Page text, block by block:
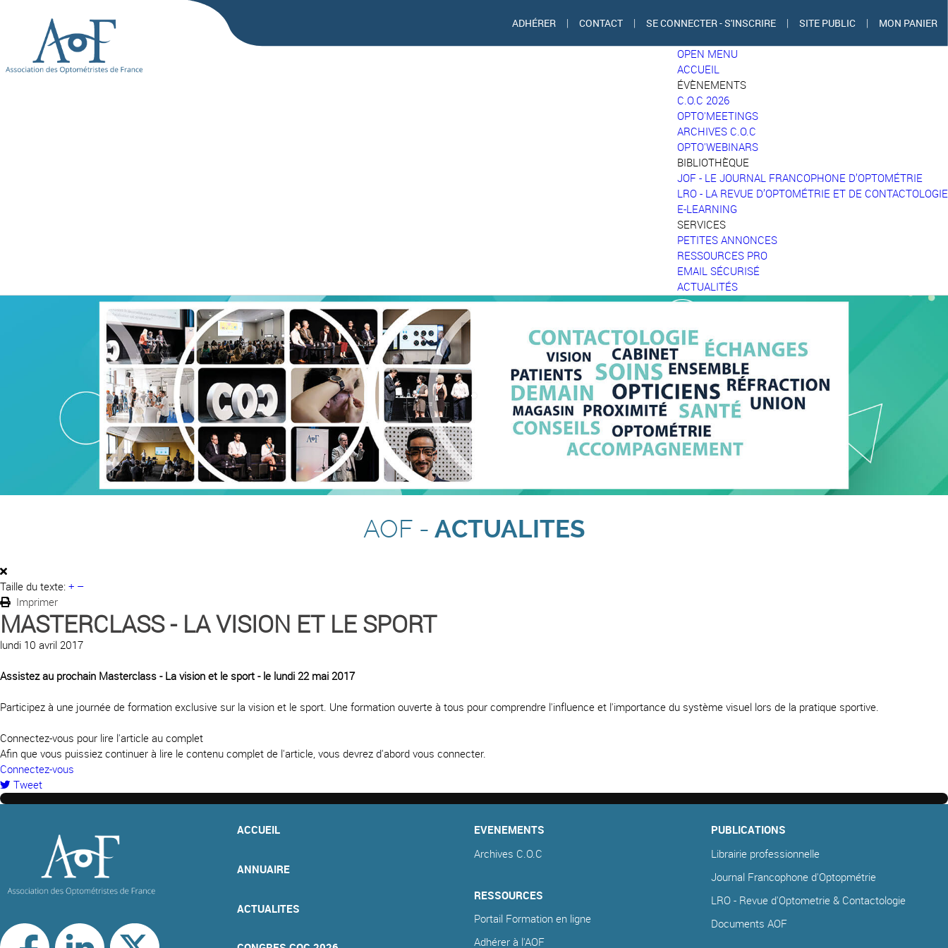
MON PANIER
|
SITE PUBLIC
|
SE CONNECTER - S'INSCRIRE
|
CONTACT
|
ADHÉRER
OPEN MENU
ACCUEIL
ÉVÈNEMENTS
C.O.C 2026
OPTO'MEETINGS
ARCHIVES C.O.C
OPTO'WEBINARS
BIBLIOTHÈQUE
JOF - LE JOURNAL FRANCOPHONE D’OPTOMÉTRIE
LRO - LA REVUE D’OPTOMÉTRIE ET DE CONTACTOLOGIE
E-LEARNING
SERVICES
PETITES ANNONCES
RESSOURCES PRO
EMAIL SÉCURISÉ
ACTUALITÉS
AOF - ACTUALITES
Taille du texte: + –
Imprimer
MASTERCLASS - LA VISION ET LE SPORT
lundi 10 avril 2017
Assistez au prochain Masterclass - La vision et le sport - le lundi 22 mai 2017
Participez à une journée de formation exclusive sur la vision et le sport. Une formation ouverte à tous pour comprendre l'influence et l'importance du système visuel lors de la pratique sportive.
Connectez-vous pour lire l'article au complet
Afin que vous puissiez continuer à lire le contenu complet de l'article, vous devrez d'abord vous connecter.
Connectez-vous
Tweet
pinterest
ACCUEIL
ANNUAIRE
ACTUALITES
EVENEMENTS
Archives C.O.C
RESSOURCES
Portail Formation en ligne
Adhérer à l'AOF
PUBLICATIONS
Librairie professionnelle
Journal Francophone d'Optopmétrie
LRO - Revue d'Optometrie & Contactologie
Documents AOF